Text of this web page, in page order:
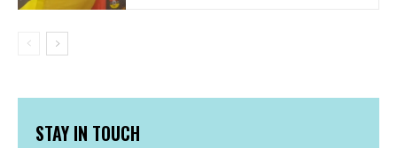
STAY IN TOUCH